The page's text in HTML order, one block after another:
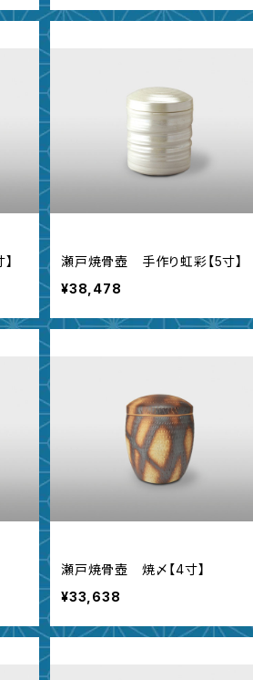
瀬戸焼骨壺 手作り虹彩【5寸】
¥38,478
瀬戸焼骨壺 焼〆【4寸】
¥33,638